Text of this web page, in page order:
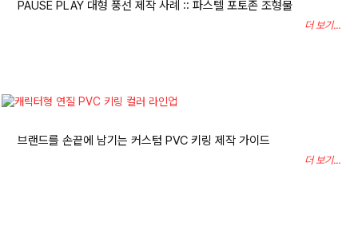
PAUSE PLAY 대형 풍선 제작 사례 :: 파스텔 포토존 조형물
더 보기...
브랜드를 손끝에 남기는 커스텀 PVC 키링 제작 가이드
더 보기...